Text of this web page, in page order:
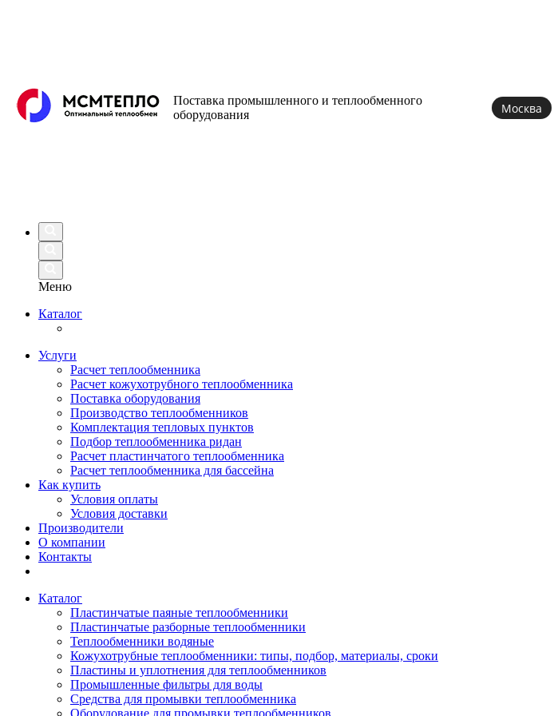
Поставка промышленного и теплообменного
оборудования
Москва
Меню
Каталог
Услуги
Расчет теплообменника
Расчет кожухотрубного теплообменника
Поставка оборудования
Производство теплообменников
Комплектация тепловых пунктов
Подбор теплообменника ридан
Расчет пластинчатого теплообменника
Расчет теплообменника для бассейна
Как купить
Условия оплаты
Условия доставки
Производители
О компании
Контакты
Каталог
Пластинчатые паяные теплообменники
Пластинчатые разборные теплообменники
Теплообменники водяные
Кожухотрубные теплообменники: типы, подбор, материалы, сроки
Пластины и уплотнения для теплообменников
Промышленные фильтры для воды
Средства для промывки теплообменника
Оборудование для промывки теплообменников